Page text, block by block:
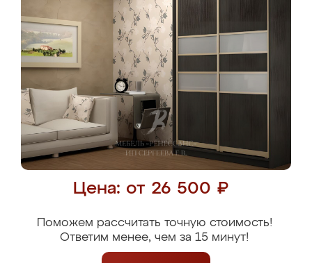
Цена: от 26 500 ₽
Поможем рассчитать точную стоимость!
Ответим менее, чем за 15 минут!